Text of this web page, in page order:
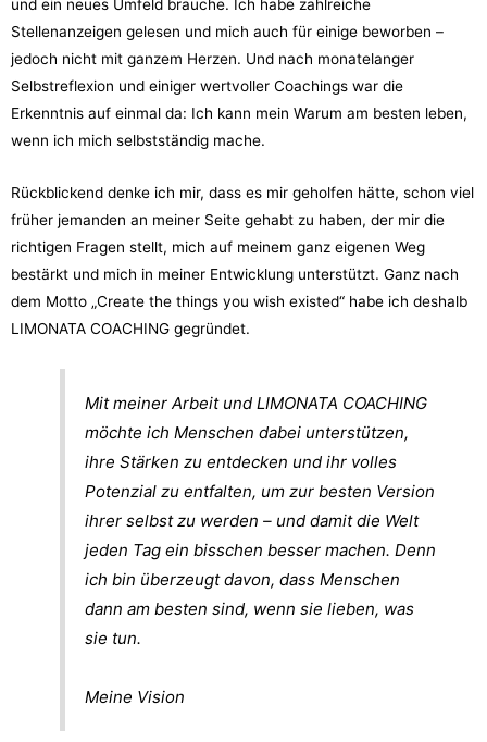
und ein neues Umfeld brauche. Ich habe zahlreiche
Stellenanzeigen gelesen und mich auch für einige beworben –
jedoch nicht mit ganzem Herzen. Und nach monatelanger
Selbstreflexion und einiger wertvoller Coachings war die
Erkenntnis auf einmal da: Ich kann mein Warum am besten leben,
wenn ich mich selbstständig mache.
Rückblickend denke ich mir, dass es mir geholfen hätte, schon viel
früher jemanden an meiner Seite gehabt zu haben, der mir die
richtigen Fragen stellt, mich auf meinem ganz eigenen Weg
bestärkt und mich in meiner Entwicklung unterstützt. Ganz nach
dem Motto „Create the things you wish existed“ habe ich deshalb
LIMONATA COACHING gegründet.
Mit meiner Arbeit und LIMONATA COACHING
möchte ich Menschen dabei unterstützen,
ihre Stärken zu entdecken und ihr volles
Potenzial zu entfalten, um zur besten Version
ihrer selbst zu werden – und damit die Welt
jeden Tag ein bisschen besser machen. Denn
ich bin überzeugt davon, dass Menschen
dann am besten sind, wenn sie lieben, was
sie tun.
Meine Vision